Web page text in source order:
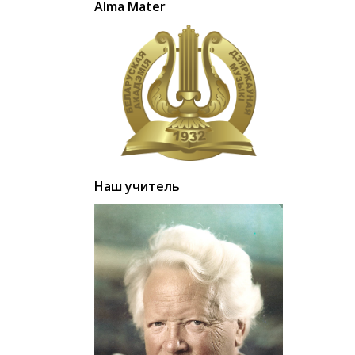
Alma Mater
Наш учитель